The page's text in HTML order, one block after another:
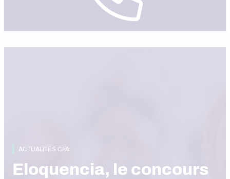
ACTUALITÉS CFA
Eloquencia, le concours